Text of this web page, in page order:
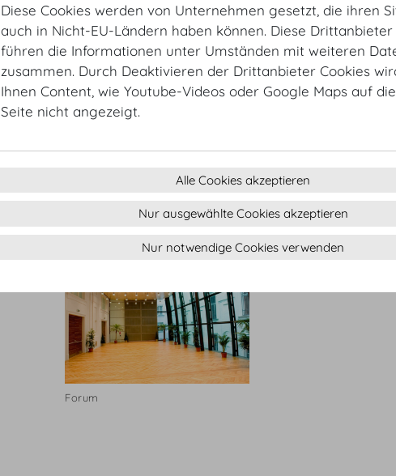
Forum Forum
Forum
Forum
Diese Cookies werden von Unternehmen gesetzt, die ihren
auch in Nicht-EU-Ländern haben können. Diese Drittanbieter
führen die Informationen unter Umständen mit weiteren
zusammen. Durch Deaktivieren der Drittanbieter Cookies
Ihnen Content, wie Youtube-Videos oder Google Maps auf
Seite nicht angezeigt.
Alle Cookies akzeptieren
Nur ausgewählte Cookies akzeptieren
Nur notwendige Cookies verwenden